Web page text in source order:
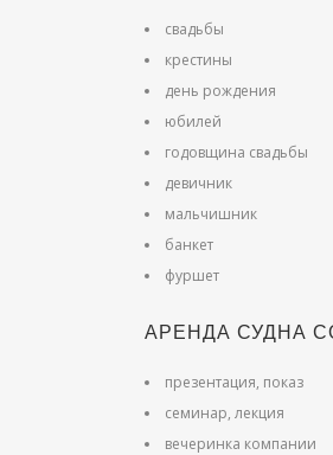
свадьбы
крестины
день рождения
юбилей
годовщина свадьбы
девичник
мальчишник
банкет
фуршет
АРЕНДА СУДНА
презентация, показ
семинар, лекция
вечеринка компании